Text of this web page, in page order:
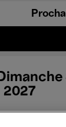
2027